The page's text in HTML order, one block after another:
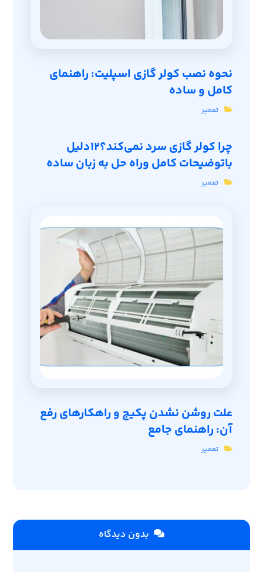
نحوه نصب کولر گازی اسپلیت: راهنمای
کامل و ساده
تعمیر
چرا کولر گازی سرد نمی‌کند؟12دلیل
باتوضیحات کامل وراه حل به زبان ساده
تعمیر
علت روشن نشدن پکیج و راهکارهای رفع
آن: راهنمای جامع
تعمیر
بدون دیدگاه